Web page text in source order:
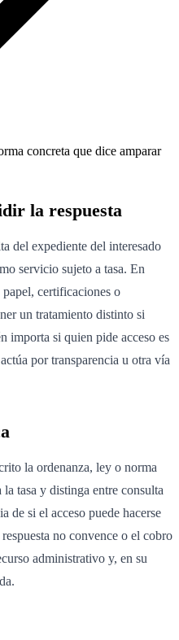
concreta que dice amparar
la respuesta
del expediente del interesado
servicio sujeto a tasa. En
certificaciones o
un tratamiento distinto si
importa si quien pide acceso es
por transparencia u otra vía
la ordenanza, ley o norma
tasa y distinga entre consulta
de si el acceso puede hacerse
no convence o el cobro
administrativo y, en su